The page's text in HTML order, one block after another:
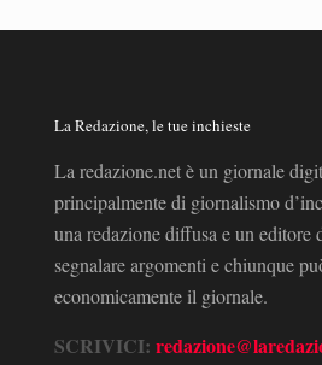
La Redazione, le tue inchieste
La redazione.net è un giornale
principalmente di giornalismo
una redazione diffusa e un
segnalare argomenti e chiunque
economicamente il giornale.
SCRIVICI: